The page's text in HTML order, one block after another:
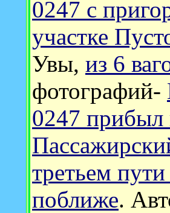
0247 с
участке
Увы, из 6
фотографий-
0247 прибыл
третьем
поближе.